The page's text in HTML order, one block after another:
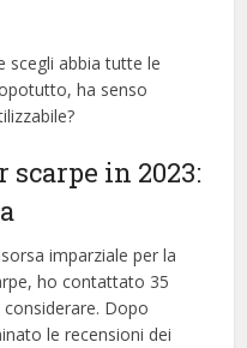
scegli abbia tutte le
ha senso
in 2023:
imparziale per la
​​ho contattato 35
Dopo
le recensioni dei